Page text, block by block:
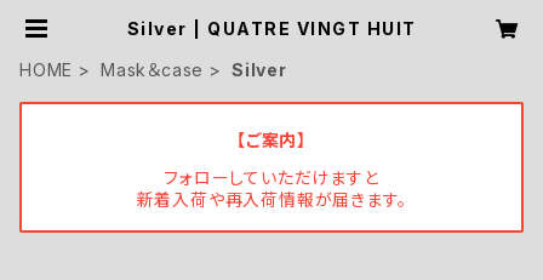
Silver | QUATRE VINGT HUIT
HOME
Mask＆case Silver
【ご案内】
フォローしていただけますと
新着入荷や再入荷情報が届きます。